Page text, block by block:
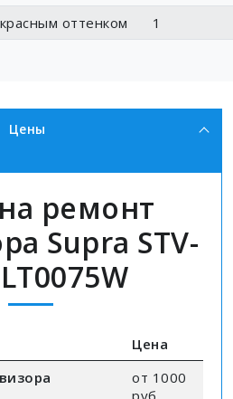
оттенком 1
Цены
ремонт
Supra STV-
Цена
от 1000